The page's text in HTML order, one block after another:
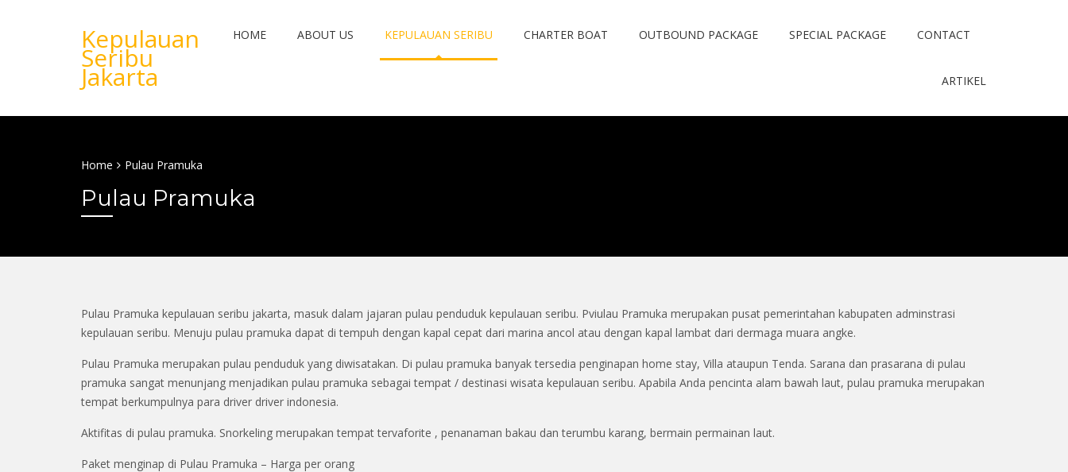
Kepulauan
Seribu
Jakarta
HOME ABOUT US KEPULAUAN SERIBU CHARTER BOAT OUTBOUND PACKAGE SPECIAL PACKAGE CONTACT
ARTIKEL
Home Pulau Pramuka
Pulau Pramuka
Pulau Pramuka kepulauan seribu jakarta, masuk dalam jajaran pulau penduduk kepulauan seribu. Pviulau Pramuka merupakan pusat pemerintahan kabupaten adminstrasi
kepulauan seribu. Menuju pulau pramuka dapat di tempuh dengan kapal cepat dari marina ancol atau dengan kapal lambat dari dermaga muara angke.
Pulau Pramuka merupakan pulau penduduk yang diwisatakan. Di pulau pramuka banyak tersedia penginapan home stay, Villa ataupun Tenda. Sarana dan prasarana di pulau
pramuka sangat menunjang menjadikan pulau pramuka sebagai tempat / destinasi wisata kepulauan seribu. Apabila Anda pencinta alam bawah laut, pulau pramuka merupakan
tempat berkumpulnya para driver driver indonesia.
Aktifitas di pulau pramuka. Snorkeling merupakan tempat tervaforite , penanaman bakau dan terumbu karang, bermain permainan laut.
Paket menginap di Pulau Pramuka – Harga per orang